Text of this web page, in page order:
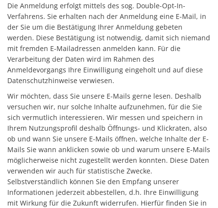
Die Anmeldung erfolgt mittels des sog. Double-Opt-In-
Verfahrens. Sie erhalten nach der Anmeldung eine E-Mail, in
der Sie um die Bestätigung Ihrer Anmeldung gebeten
werden. Diese Bestätigung ist notwendig, damit sich niemand
mit fremden E-Mailadressen anmelden kann. Für die
Verarbeitung der Daten wird im Rahmen des
Anmeldevorgangs Ihre Einwilligung eingeholt und auf diese
Datenschutzhinweise verwiesen.
Wir möchten, dass Sie unsere E-Mails gerne lesen. Deshalb
versuchen wir, nur solche Inhalte aufzunehmen, für die Sie
sich vermutlich interessieren. Wir messen und speichern in
Ihrem Nutzungsprofil deshalb Öffnungs- und Klickraten, also
ob und wann Sie unsere E-Mails öffnen, welche Inhalte der E-
Mails Sie wann anklicken sowie ob und warum unsere E-Mails
möglicherweise nicht zugestellt werden konnten. Diese Daten
verwenden wir auch für statistische Zwecke.
Selbstverständlich können Sie den Empfang unserer
Informationen jederzeit abbestellen, d.h. Ihre Einwilligung
mit Wirkung für die Zukunft widerrufen. Hierfür finden Sie in